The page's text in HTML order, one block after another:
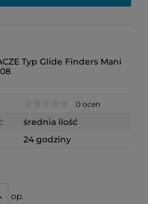
Typ Glide Finders Mani
0 ocen
średnia ilość
24 godziny
op.